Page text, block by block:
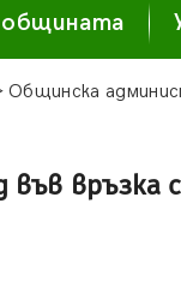
общината
Общинска
във връзка